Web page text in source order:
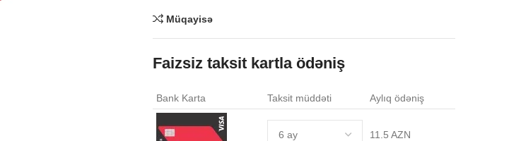
Müqayisə
Faizsiz taksit kartla ödəniş
Bank Karta Taksit müddəti Aylıq ödəniş
11.5 AZN